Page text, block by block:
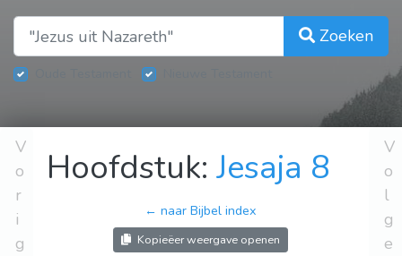
Zoeken
V
o
r
i
g
Hoofdstuk:Jesaja 8
← naar Bijbel index
Kopieëer weergave openen
V
o
l
g
e